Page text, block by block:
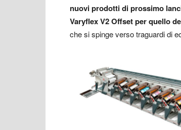
nuovi prodotti di prossimo
Varyflex V2 Offset per quello
che si spinge verso traguardi di